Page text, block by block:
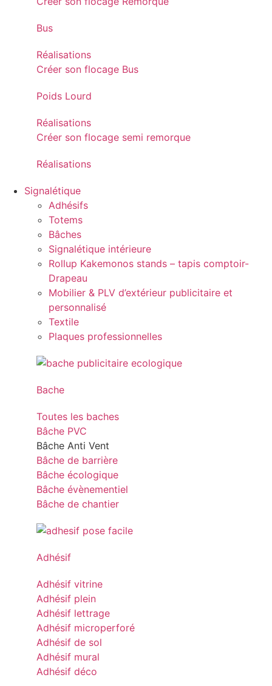
Bus
Réalisations
Créer son flocage Bus
Poids Lourd
Réalisations
Créer son flocage semi remorque
Réalisations
Signalétique
Adhésifs
Totems
Bâches
Signalétique intérieure
Rollup Kakemonos stands – tapis comptoir-
Drapeau
Mobilier & PLV d’extérieur publicitaire et
personnalisé
Textile
Plaques professionnelles
Bache
Toutes les baches
Bâche PVC
Bâche Anti Vent
Bâche de barrière
Bâche écologique
Bâche évènementiel
Bâche de chantier
Adhésif
Adhésif vitrine
Adhésif plein
Adhésif lettrage
Adhésif microperforé
Adhésif de sol
Adhésif mural
Adhésif déco